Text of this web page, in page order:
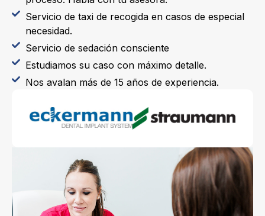
Servicio de taxi de recogida en casos de especial
necesidad.
Servicio de sedación consciente
Estudiamos su caso con máximo detalle.
Nos avalan más de 15 años de experiencia.